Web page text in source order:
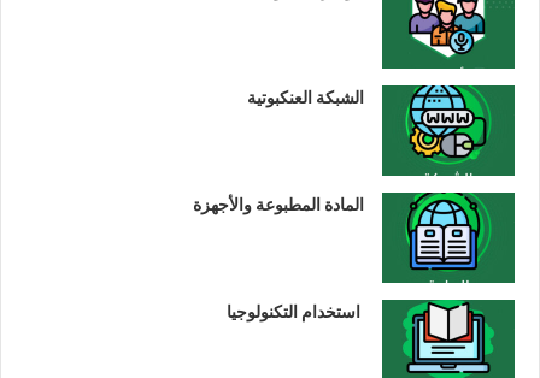
الشبكة العنكبوتية
المادة المطبوعة والأجهزة
استخدام التكنولوجيا